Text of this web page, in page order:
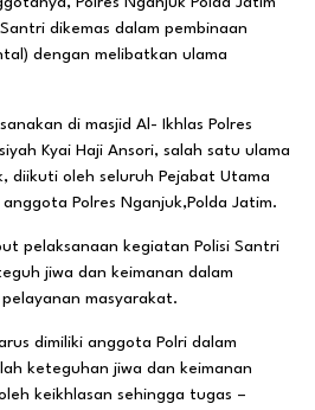
dikemas dalam pembinaan
dengan melibatkan ulama
di masjid Al- Ikhlas Polres
Kyai Haji Ansori, salah satu ulama
diikuti oleh seluruh Pejabat Utama
Polres Nganjuk,Polda Jatim.
pelaksanaan kegiatan Polisi Santri
jiwa dan keimanan dalam
masyarakat.
dimiliki anggota Polri dalam
keteguhan jiwa dan keimanan
keikhlasan sehingga tugas –